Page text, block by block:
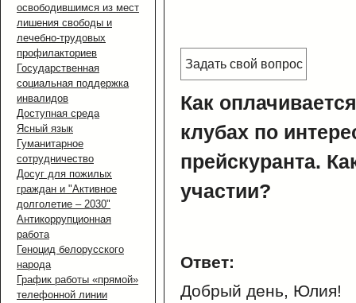
освободившимся из мест
лишения свободы и
лечебно-трудовых
профилакториев
Государственная
социальная поддержка
инвалидов
Доступная среда
Ясный язык
Гуманитарное
сотрудничество
Досуг для пожилых
граждан и "Активное
долголетие – 2030"
Антикоррупционная
работа
Геноцид белорусского
народа
График работы «прямой»
телефонной линии
Задать свой вопрос
Как
клубах по
прейскуранта.
участии?
Ответ:
Добрый день, Юлия!